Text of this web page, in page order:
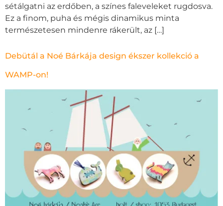
sétálgatni az erdőben, a színes faleveleket rugdosva.
Ez a finom, puha és mégis dinamikus minta
természetesen mindenre rákerült, az […]
Debütál a Noé Bárkája design ékszer kollekció a
WAMP-on!